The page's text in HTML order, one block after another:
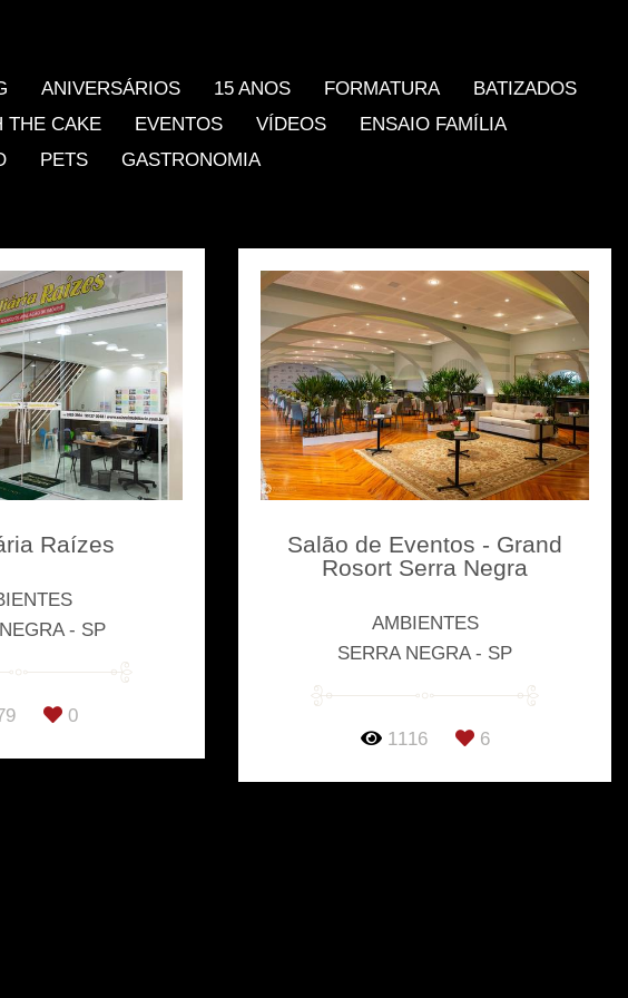
ANIVERSÁRIOS 15 ANOS FORMATURA
BATIZADOS
THE CAKE EVENTOS VÍDEOS
ENSAIO FAMÍLIA
PETS GASTRONOMIA
Raízes
- SP
0
Salão de Eventos - Grand
Rosort Serra Negra
AMBIENTES
SERRA NEGRA - SP
1116 6